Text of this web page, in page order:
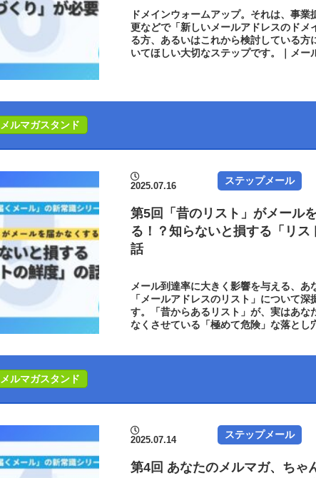
ドメインウォームアップ。それは、事業
更などで「新しいメールアドレスのドメ
る方、あるいはこれから検討している方
いてほしい大切なステップです。｜メー
メルマガスタンド
2025.07.16 ステップメール
第5回「昔のリスト」がメール
る！？知らないと損する「リス
話
メール到達率に大きく影響を与える、あ
「メールアドレスのリスト」について深
す。「昔からあるリスト」が、実はあな
なくさせている「極めて危険」な落とし
メルマガスタンド
2025.07.14 ステップメール
第4回 あなたのメルマガ、ちゃ